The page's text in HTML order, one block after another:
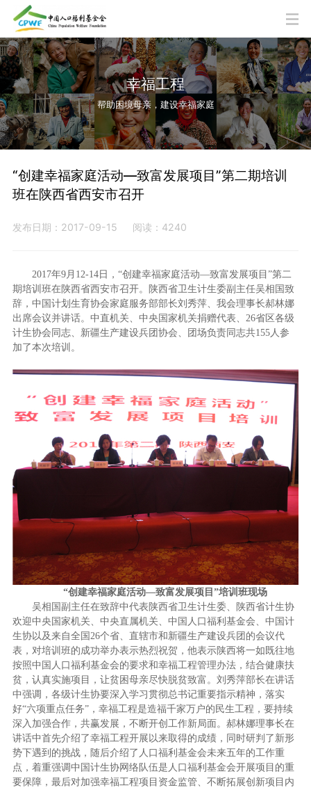
幸福工程
帮助困境母亲，建设幸福家庭
“创建幸福家庭活动—致富发展项目”第二期培训
班在陕西省西安市召开
发布日期：2017-09-15 阅读：4240
2017年9月12-14日，“创建幸福家庭活动—致富发展项目”第二
期培训班在陕西省西安市召开。陕西省卫生计生委副主任吴相国致
辞，中国计划生育协会家庭服务部部长刘秀萍、我会理事长郝林娜
出席会议并讲话。中直机关、中央国家机关捐赠代表、26省区各级
计生协会同志、新疆生产建设兵团协会、团场负责同志共155人参
加了本次培训。
“创建幸福家庭活动—致富发展项目”培训班现场
吴相国副主任在致辞中代表陕西省卫生计生委、陕西省计生协
欢迎中央国家机关、中央直属机关、中国人口福利基金会、中国计
生协以及来自全国26个省、直辖市和新疆生产建设兵团的会议代
表，对培训班的成功举办表示热烈祝贺，他表示陕西将一如既往地
按照中国人口福利基金会的要求和幸福工程管理办法，结合健康扶
贫，认真实施项目，让贫困母亲尽快脱贫致富。刘秀萍部长在讲话
中强调，各级计生协要深入学习贯彻总书记重要指示精神，落实
好“六项重点任务”，幸福工程是造福千家万户的民生工程，要持续
深入加强合作，共赢发展，不断开创工作新局面。郝林娜理事长在
讲话中首先介绍了幸福工程开展以来取得的成绩，同时研判了新形
势下遇到的挑战，随后介绍了人口福利基金会未来五年的工作重
点，着重强调中国计生协网络队伍是人口福利基金会开展项目的重
要保障，最后对加强幸福工程项目资金监管、不断拓展创新项目内